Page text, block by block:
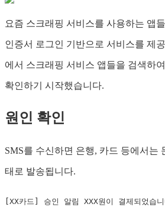
요즘 스크래핑 서비스를 사용하는 앱
인증서 로그인 기반으로 서비스를 제
에서 스크래핑 서비스 앱들을 검색하여
확인하기 시작했습니다.
원인 확인
SMS를 수신하면 은행, 카드 등에서는
태로 발송됩니다.
[XX카드] 승인 알림 XXX원이 결제되었습